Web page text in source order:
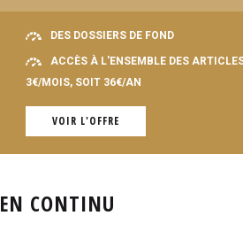
DES DOSSIERS DE FOND
ACCÈS À L'ENSEMBLE DES
3€/MOIS, SOIT 36€/AN
VOIR L'OFFRE
EN CONTINU